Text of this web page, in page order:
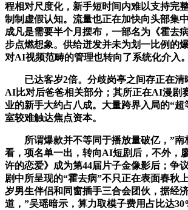
程相对尺度化，新手短时间内难以支持完
制制虚假认知。流量也正在加快向头部集
成凡是需要半个月摆布，一部名为《霍去
步点燃想象。供给迸发并未为划一比例的
对AI视频范畴的管理也转向了系统化介入。
已达客岁2倍。分歧岗亭之间存正在清
AI比对后爸爸相关部分；其所正在AI漫剧
业的新手大约占八成。大量跨界入局的“超
室较难触达焦点资本。
所谓爆款并不等同于播放量破亿，”南
看，项名单一出，转向AI短剧后，不外，
许的恋爱》成为第44届片子金像影后；争
剧中所呈现的“霍去病”不只正在表面春秋
岁男生伴侣和同窗插手三合会团伙，据经
道，”吴瑶暗示，算力取模子费用占比达